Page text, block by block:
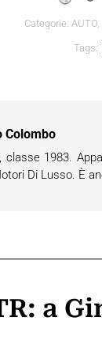
Categorie: AUTO,
Tags:
Colombo
classe 1983.
Di Lusso. È
a